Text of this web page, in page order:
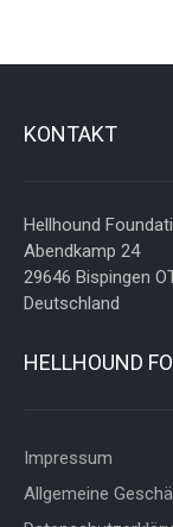
KONTAKT
Hellhound
Abendkamp 24
29646 Bispingen
Deutschland
HELLHOUND
Impressum
Allgemeine